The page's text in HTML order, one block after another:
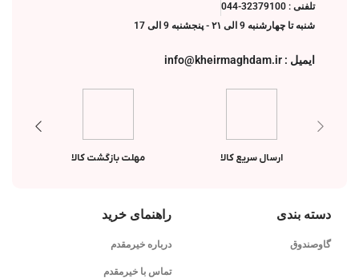
تلفنی : 32379100-044
شنبه تا چهارشنبه 9 الی ۲۱ - پنجشنبه 9 الی 17
ایمیل : info@kheirmaghdam.ir
ارسال سریع کالا مهلت بازگشت کالا
دسته بندی
گاوصندوق
راهنمای خرید
درباره خیرمقدم
تماس با خیرمقدم